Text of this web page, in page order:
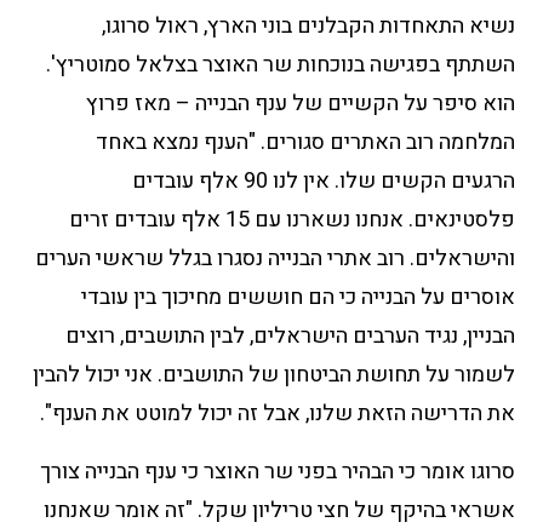
נשיא התאחדות הקבלנים בוני הארץ, ראול סרוגו,
השתתף בפגישה בנוכחות שר האוצר בצלאל סמוטריץ'.
הוא סיפר על הקשיים של ענף הבנייה – מאז פרוץ
המלחמה רוב האתרים סגורים. "הענף נמצא באחד
הרגעים הקשים שלו. אין לנו 90 אלף עובדים
פלסטינאים. אנחנו נשארנו עם 15 אלף עובדים זרים
והישראלים. רוב אתרי הבנייה נסגרו בגלל שראשי הערים
אוסרים על הבנייה כי הם חוששים מחיכוך בין עובדי
הבניין, נגיד הערבים הישראלים, לבין התושבים, רוצים
לשמור על תחושת הביטחון של התושבים. אני יכול להבין
את הדרישה הזאת שלנו, אבל זה יכול למוטט את הענף".
סרוגו אומר כי הבהיר בפני שר האוצר כי ענף הבנייה צורך
אשראי בהיקף של חצי טריליון שקל. "זה אומר שאנחנו